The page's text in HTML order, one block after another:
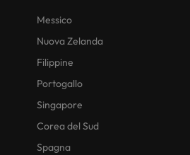
Messico
Nuova Zelanda
Filippine
Portogallo
Singapore
Corea del Sud
Spagna